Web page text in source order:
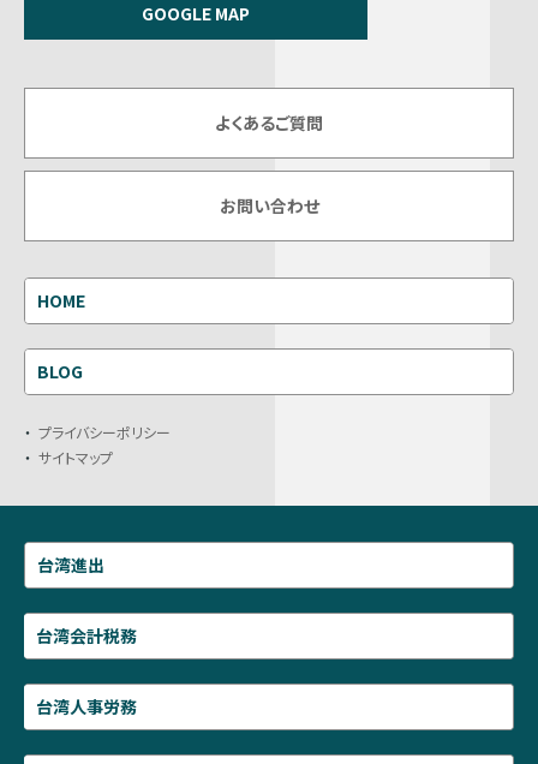
GOOGLE MAP
よくあるご質問
お問い合わせ
HOME
BLOG
プライバシーポリシー
サイトマップ
台湾進出
台湾会計税務
台湾人事労務